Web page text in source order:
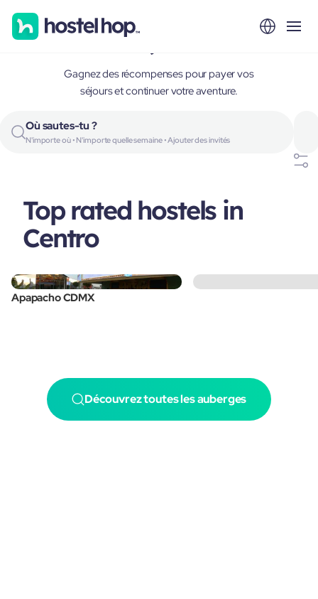
Centro, Mexico
Gagnez des récompenses pour payer vos
séjours et continuer votre aventure.
Où sautes-tu ?
N'importe où • N'importe quelle semaine • Ajouter des invités
Top rated hostels in
Centro
Apapacho CDMX
Découvrez toutes les auberges